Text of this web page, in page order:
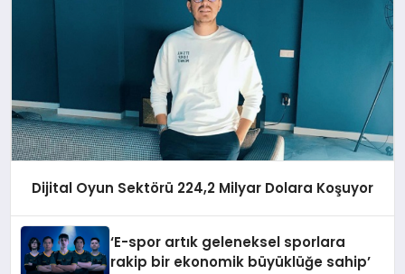
Dijital Oyun Sektörü 224,2 Milyar Dolara Koşuyor
‘E-spor artık geleneksel sporlara
rakip bir ekonomik büyüklüğe sahip’